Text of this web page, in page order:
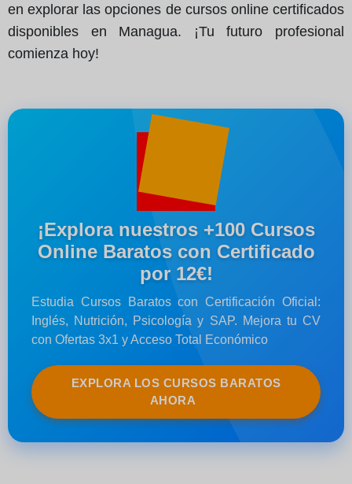
en explorar las opciones de cursos online certificados
disponibles en Managua. ¡Tu futuro profesional
comienza hoy!
¡Explora nuestros +100 Cursos
Online Baratos con Certificado
por 12€!
Estudia Cursos Baratos con Certificación Oficial:
Inglés, Nutrición, Psicología y SAP. Mejora tu CV
con Ofertas 3x1 y Acceso Total Económico
EXPLORA LOS CURSOS BARATOS
AHORA